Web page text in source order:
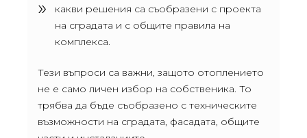
какви решения са съобразени с проекта
на сградата и с общите правила на
комплекса.
Тези въпроси са важни, защото отоплението
не е само личен избор на собственика. То
трябва да бъде съобразено с техническите
възможности на сградата, фасадата, общите